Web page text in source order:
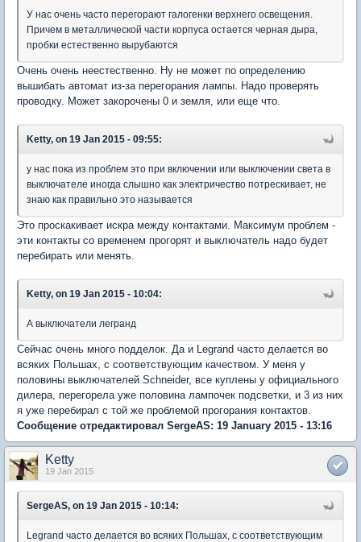
У нас очень часто перегорают галогенки верхнего освещения.
Причем в металлической части корпуса остается черная дыра,
пробки естественно вырубаются
Очень очень неестественно. Ну не может по определению
вышибать автомат из-за перегорания лампы. Надо проверять
проводку. Может закорочены 0 и земля, или еще что.
Ketty, on 19 Jan 2015 - 09:55:
у нас пока из проблем это при включении или выключении света в
выключателе иногда слышно как электричество потрескивает, не
знаю как правильно это называется
Это проскакивает искра между контактами. Максимум проблем -
эти контакты со временем прогорят и выключатель надо будет
перебирать или менять.
Ketty, on 19 Jan 2015 - 10:04:
А выключатели легранд
Сейчас очень много подделок. Да и Legrand часто делается во
всяких Польшах, с соответствующим качеством. У меня у
половины выключателей Schneider, все куплены у официального
дилера, перегорела уже половина лампочек подсветки, и 3 из них
я уже перебирал с той же проблемой прогорания контактов.
Сообщение отредактировал SergeAS: 19 January 2015 - 13:16
Ketty
19 Jan 2015
SergeAS, on 19 Jan 2015 - 10:14:
Legrand часто делается во всяких Польшах, с соответствующим